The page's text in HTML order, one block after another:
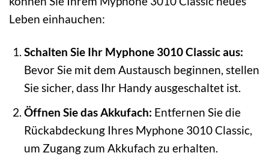
Leben einhauchen:
Schalten Sie Ihr Myphone 3010 Classic aus:
Bevor Sie mit dem Austausch beginnen, stellen
Sie sicher, dass Ihr Handy ausgeschaltet ist.
Öffnen Sie das Akkufach: Entfernen Sie die
Rückabdeckung Ihres Myphone 3010 Classic,
um Zugang zum Akkufach zu erhalten.